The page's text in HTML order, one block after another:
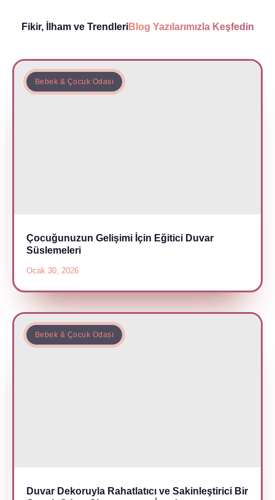
Fikir, İlham ve TrendleriBlog Yazılarımızla Keşfedin
Bebek & Çocuk Odası
Çocuğunuzun Gelişimi İçin Eğitici Duvar
Süslemeleri
Ocak 30, 2026
Bebek & Çocuk Odası
Duvar Dekoruyla Rahatlatıcı ve Sakinleştirici Bir